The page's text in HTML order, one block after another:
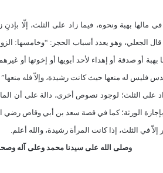
مالها بهبة ونحوه، فيما زاد على الثلث، إلّا
إِلَّا بِإِذْنِ زَوْجِهَا) [أبوداوُد:3547]، قال الجعلي، وهو يعدد أسباب
أو صدقة أو إهداء لأحد أبويها أو إخوتها أو
له منعها حيث كانت رشيدة، وإلاّ فله منعها”
زاد على الثلث؛ لوجود نصوص أخرى، دالة على أن
الورثة؛ كما في قصة سعد بن أبي وقاص رضي
إلاّ في الثلث، إذا كانت المرأة رشيدة، والله أعلم.
وصلى الله على سيدنا محمد وعلى آله